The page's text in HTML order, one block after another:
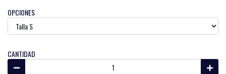
OPCIONES
CANTIDAD